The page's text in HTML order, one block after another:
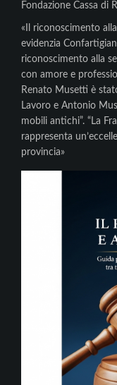
Fondazione Cassa di
«Il riconoscimento
evidenzia
riconoscimento alla
con amore e
Renato Musetti è
Lavoro e Antonio
mobili antichi”. “La
rappresenta
provincia»